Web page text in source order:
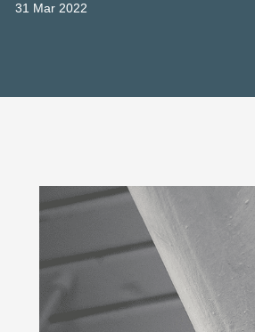
31 Mar 2022